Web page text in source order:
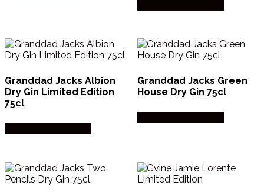
Granddad Jacks Albion
Dry Gin Limited Edition
75cl
Granddad Jacks Green
House Dry Gin 75cl